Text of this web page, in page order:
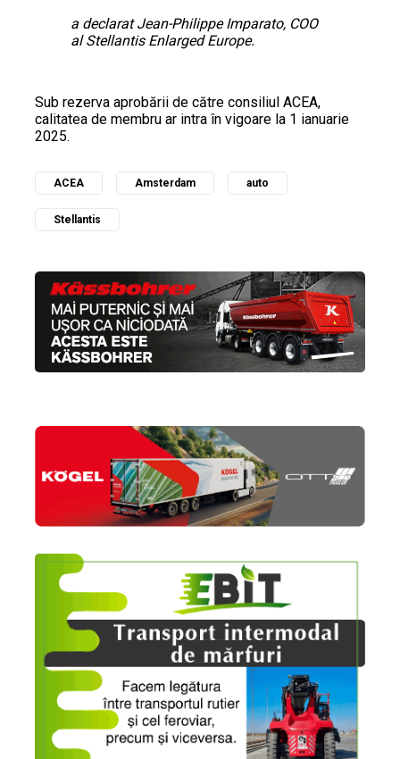
a declarat Jean-Philippe Imparato, COO
al Stellantis Enlarged Europe.
Sub rezerva aprobării de către consiliul ACEA,
calitatea de membru ar intra în vigoare la 1 ianuarie
2025.
ACEA Amsterdam auto
Stellantis